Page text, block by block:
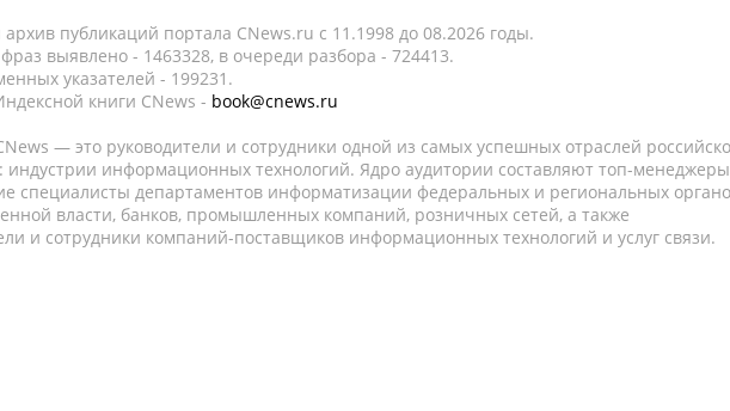
публикаций портала CNews.ru c 11.1998 до 08.2026 годы.
выявлено - 1463328, в очереди разбора - 724413.
указателей - 199231.
книги CNews - book@cnews.ru
— это руководители и сотрудники одной из самых успешных отраслей
индустрии информационных технологий. Ядро аудитории составляют топ-
специалисты департаментов информатизации федеральных и региональных
власти, банков, промышленных компаний, розничных сетей, а также
и сотрудники компаний-поставщиков информационных технологий и услуг связи.